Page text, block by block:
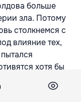
больше
зла. Потому
столкнемся с
влияние тех,
хотя бы